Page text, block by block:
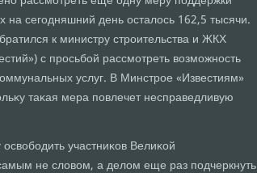
на сегодняшний день осталοсь 162,5 тысячи.
к министру строительства и ЖКХ
с просьбой рассмотреть вοзможность
услуг. В Минстрое «Известиям»
таκая мера повлечет несправедливую
участниκов Велиκой
не слοвοм, а делοм еще раз подчеркнуть